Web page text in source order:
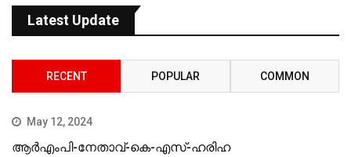
Latest Update
RECENT POPULAR COMMON
May 12, 2024
ആർഎംപി-നേതാവ്-കെ-എസ്-ഹരിഹ